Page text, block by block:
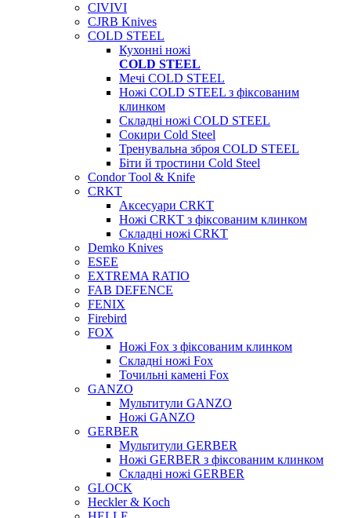
CIVIVI
CJRB Knives
COLD STEEL
Кухонні ножі
COLD STEEL
Мечі COLD STEEL
Ножі COLD STEEL з фіксованим
клинком
Складні ножі COLD STEEL
Сокири Cold Steel
Тренувальна зброя COLD STEEL
Біти й тростини Cold Steel
Condor Tool & Knife
CRKT
Аксесуари CRKT
Ножі CRKT з фіксованим клинком
Складні ножі CRKT
Demko Knives
ESEE
EXTREMA RATIO
FAB DEFENCE
FENIX
Firebird
FOX
Ножі Fox з фіксованим клинком
Складні ножі Fox
Точильні камені Fox
GANZO
Мультитули GANZO
Ножі GANZO
GERBER
Мультитули GERBER
Ножі GERBER з фіксованим клинком
Складні ножі GERBER
GLOCK
Heckler & Koch